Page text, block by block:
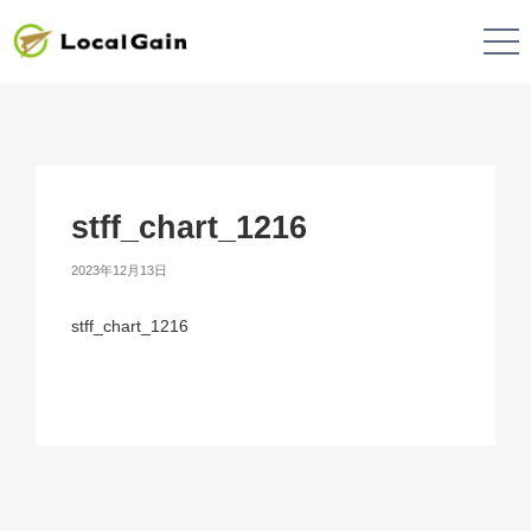
stff_chart_1216
2023年12月13日
stff_chart_1216